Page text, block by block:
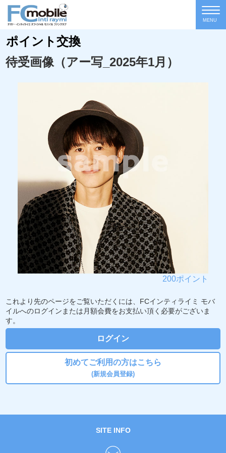
MENU
ポイント交換
待受画像（アー写_2025年1月）
200ポイント
これより先のページをご覧いただくには、FCインティライミ モバ
イルへのログインまたは月額会費をお支払い頂く必要がございま
す。
ログイン
初めてご利用の方はこちら
(新規会員登録)
SITE INFO